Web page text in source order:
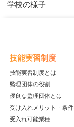
学校の様子
技能実習制度
技能実習制度とは
監理団体の役割
優良な監理団体とは
受け入れメリット・条件
受入れ可能業種